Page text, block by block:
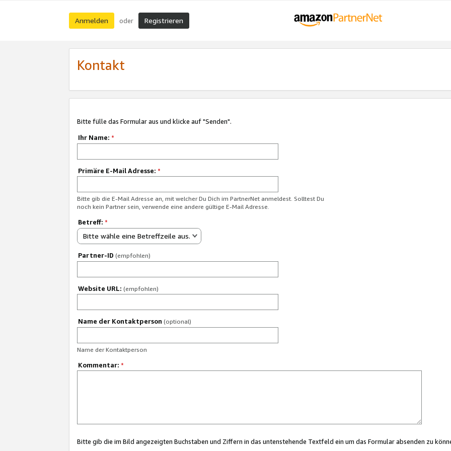
Anmelden oder Registrieren
Kontakt
Bitte fülle das Formular aus und klicke auf "Senden".
Ihr Name: *
Primäre E-Mail Adresse: *
Bitte gib die E-Mail Adresse an, mit welcher Du Dich im PartnerNet anmeldest. Solltest Du
noch kein Partner sein, verwende eine andere gültige E-Mail Adresse.
Betreff: *
Bitte wähle eine Betreffzeile aus.
Partner-ID (empfohlen)
Website URL: (empfohlen)
Name der Kontaktperson (optional)
Name der Kontaktperson
Kommentar: *
Bitte gib die im Bild angezeigten Buchstaben und Ziffern in das untenstehende Textfeld ein um das Formular absenden zu